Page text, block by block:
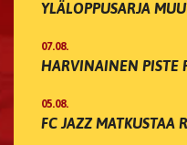
YLÄLOPPUSARJA
07.08.
HARVINAINEN PISTE
05.08.
FC JAZZ MATKUSTAA